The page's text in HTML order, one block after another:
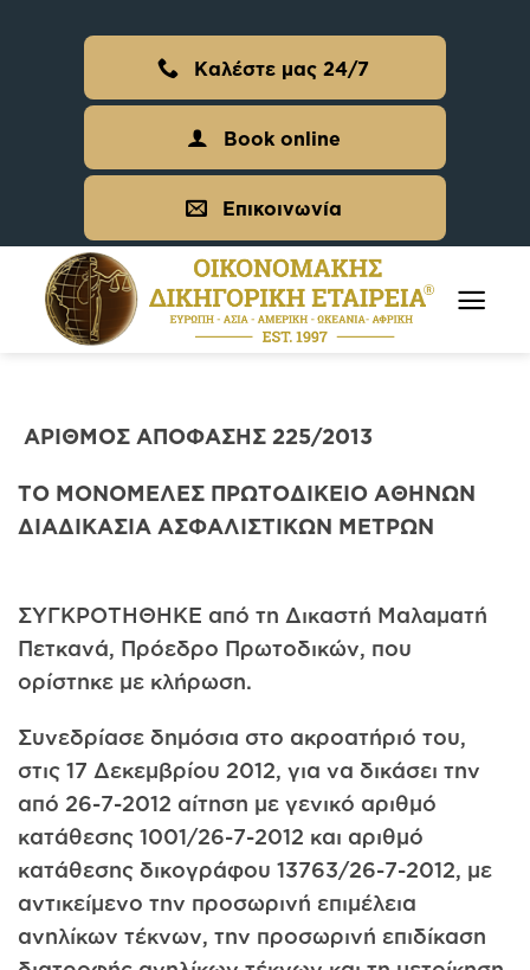
Καλέστε μας 24/7
Book online
Επικοινωνία
ΑΡΙΘΜΟΣ ΑΠΟΦΑΣΗΣ 225/2013
ΤΟ ΜΟΝΟΜΕΛΕΣ ΠΡΩΤΟΔΙΚΕΙΟ ΑΘΗΝΩΝ
ΔΙΑΔΙΚΑΣΙΑ ΑΣΦΑΛΙΣΤΙΚΩΝ ΜΕΤΡΩΝ
ΣΥΓΚΡΟΤΗΘΗΚΕ από τη Δικαστή Μαλαματή
Πετκανά, Πρόεδρο Πρωτοδικών, που
ορίστηκε με κλήρωση.
Συνεδρίασε δημόσια στο ακροατήριό του,
στις 17 Δεκεμβρίου 2012, για να δικάσει την
από 26-7-2012 αίτηση με γενικό αριθμό
κατάθεσης 1001/26-7-2012 και αριθμό
κατάθεσης δικογράφου 13763/26-7-2012, με
αντικείμενο την προσωρινή επιμέλεια
ανηλίκων τέκνων, την προσωρινή επιδίκαση